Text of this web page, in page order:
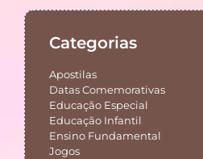
Categorias
Apostilas
Datas Comemorativas
Educação Especial
Educação Infantil
Ensino Fundamental
Jogos